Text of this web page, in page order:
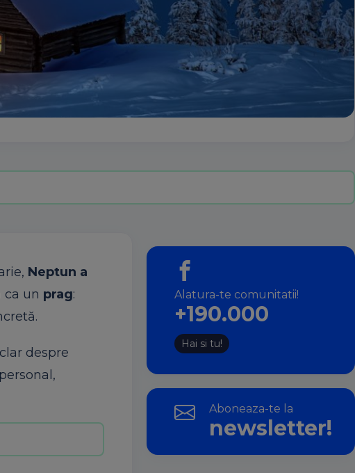
Neptun a
ca un prag:
despre
Alatura-te comunitatii!
+190.000
Hai si tu!
Aboneaza-te la
newsletter!